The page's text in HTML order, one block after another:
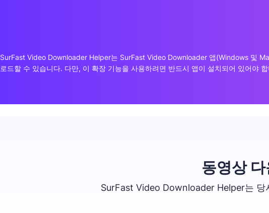
SurFast Video Downloader Helper는 SurFast Video Downloader 앱(Windows 및
로드할 수 있습니다. 다만, 이 확장 기능을 사용하려면 반드시 앱이 설치되어 있어야
동영상
SurFast Video Downloader Helper는 당